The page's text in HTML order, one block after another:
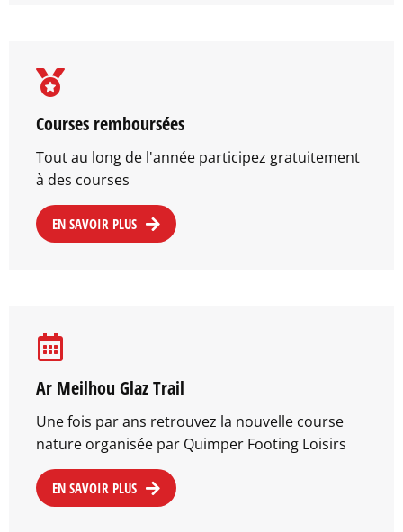
Courses remboursées
Tout au long de l'année participez gratuitement
à des courses
EN SAVOIR PLUS
Ar Meilhou Glaz Trail
Une fois par ans retrouvez la nouvelle course
nature organisée par Quimper Footing Loisirs
EN SAVOIR PLUS